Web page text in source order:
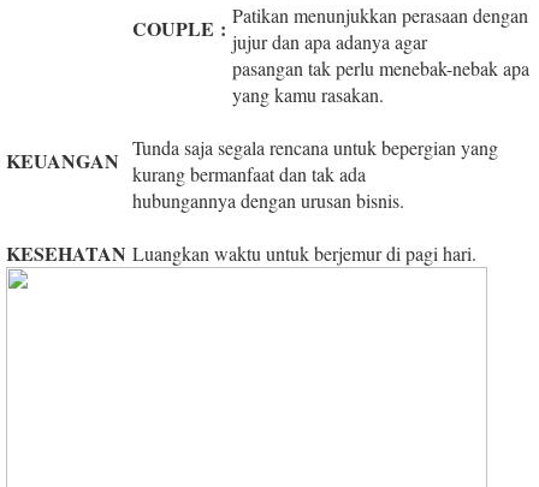
COUPLE : Patikan menunjukkan perasaan dengan
jujur dan apa adanya agar
pasangan tak perlu menebak-nebak apa
yang kamu rasakan.
KEUANGAN Tunda saja segala rencana untuk bepergian yang
kurang bermanfaat dan tak ada
hubungannya dengan urusan bisnis.
KESEHATAN Luangkan waktu untuk berjemur di pagi hari.